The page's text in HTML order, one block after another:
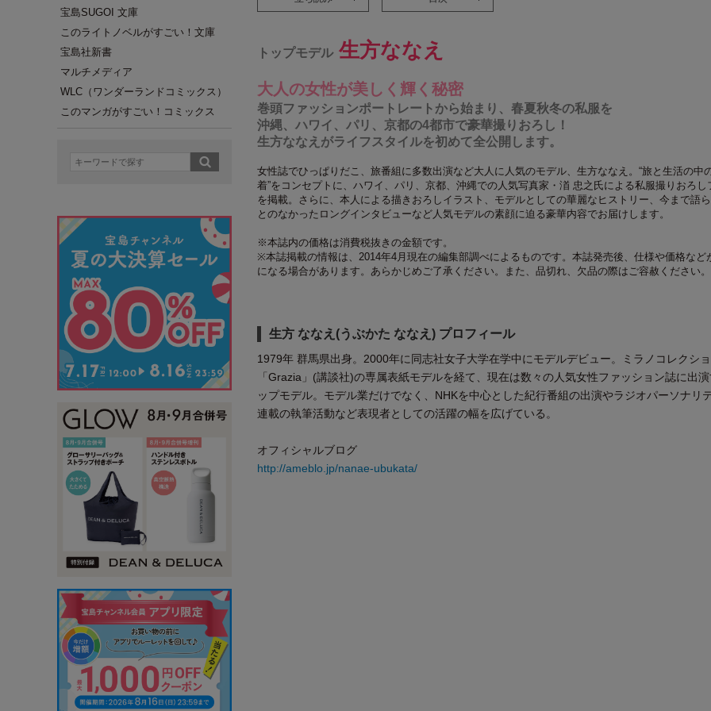
宝島SUGOI 文庫
このライトノベルがすごい！文庫
宝島社新書
マルチメディア
WLC（ワンダーランドコミックス）
このマンガがすごい！コミックス
トップモデル生方ななえ
大人の女性が美しく輝く秘密
巻頭ファッションポートレートから始まり、春夏秋冬の私服を
沖縄、ハワイ、パリ、京都の4都市で豪華撮りおろし！
生方ななえがライフスタイルを初めて全公開します。
女性誌でひっぱりだこ、旅番組に多数出演など大人に人気のモデル、生方ななえ。“旅と生活の中
着”をコンセプトに、ハワイ、パリ、京都、沖縄での人気写真家・渞 忠之氏による私服撮りおろし
を掲載。さらに、本人による描きおろしイラスト、モデルとしての華麗なヒストリー、今まで語ら
とのなかったロングインタビューなど人気モデルの素顔に迫る豪華内容でお届けします。
※本誌内の価格は消費税抜きの金額です。
※本誌掲載の情報は、2014年4月現在の編集部調べによるものです。本誌発売後、仕様や価格など
になる場合があります。あらかじめご了承ください。また、品切れ、欠品の際はご容赦ください。
生方 ななえ(うぶかた ななえ) プロフィール
1979年 群馬県出身。2000年に同志社女子大学在学中にモデルデビュー。ミラノコレクショ
「Grazia」(講談社)の専属表紙モデルを経て、現在は数々の人気女性ファッション誌に出演
ップモデル。モデル業だけでなく、NHKを中心とした紀行番組の出演やラジオパーソナリテ
連載の執筆活動など表現者としての活躍の幅を広げている。
オフィシャルブログ
http://ameblo.jp/nanae-ubukata/